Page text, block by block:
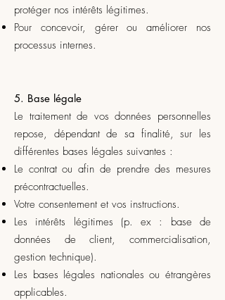
protéger nos intérêts légitimes.
Pour concevoir, gérer ou améliorer nos
processus internes.
5. Base légale
Le traitement de vos données personnelles
repose, dépendant de sa finalité, sur les
différentes bases légales suivantes :
Le contrat ou afin de prendre des mesures
précontractuelles.
Votre consentement et vos instructions.
Les intérêts légitimes (p. ex : base de
données de client, commercialisation,
gestion technique).
Les bases légales nationales ou étrangères
applicables.